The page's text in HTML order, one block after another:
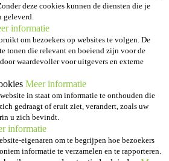
deze cookies kunnen de diensten die je
geleverd.
informatie
om bezoekers op websites te volgen. De
tonen die relevant en boeiend zijn voor de
waardevoller voor uitgevers en externe
Meer informatie
in staat om informatie te onthouden die
gedraagt of eruit ziet, verandert, zoals uw
u zich bevindt.
informatie
eigenaren om te begrijpen hoe bezoekers
informatie te verzamelen en te rapporteren.